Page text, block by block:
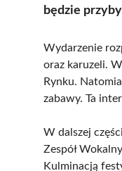
będzie
Wydarzenie
oraz karuzeli.
Rynku.
zabawy. Ta
W dalszej
Zespół
Kulminacją